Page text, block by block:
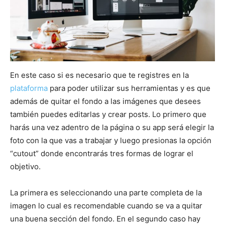
En este caso si es necesario que te registres en la
plataforma para poder utilizar sus herramientas y es que
además de quitar el fondo a las imágenes que desees
también puedes editarlas y crear posts. Lo primero que
harás una vez adentro de la página o su app será elegir la
foto con la que vas a trabajar y luego presionas la opción
“cutout” donde encontrarás tres formas de lograr el
objetivo.
La primera es seleccionando una parte completa de la
imagen lo cual es recomendable cuando se va a quitar
una buena sección del fondo. En el segundo caso hay